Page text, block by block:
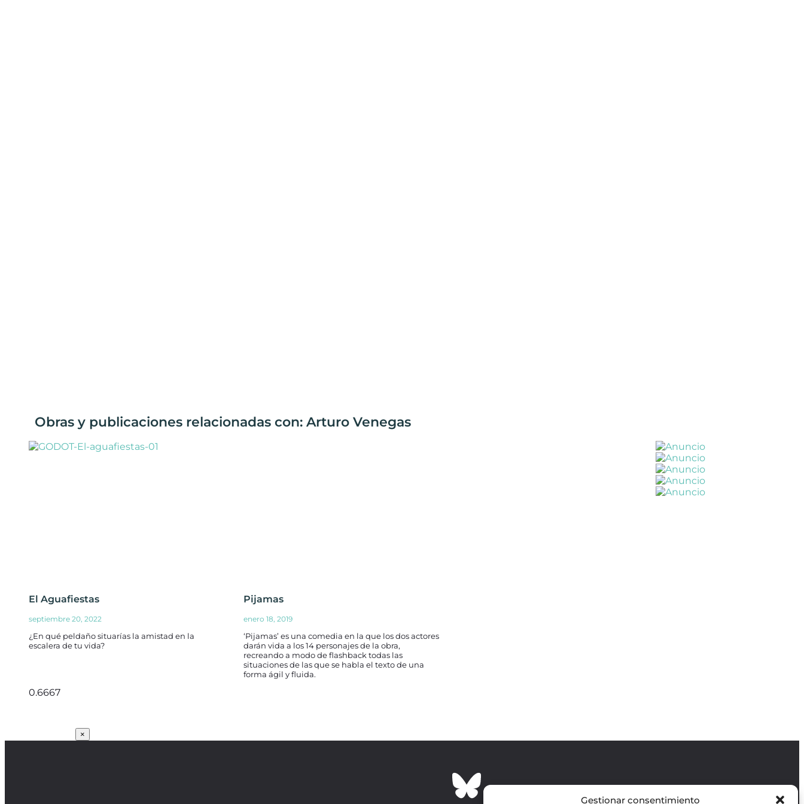
Gestionar consentimiento
Obras y publicaciones relacionadas con: Arturo Venegas
El Aguafiestas
septiembre 20, 2022
¿En qué peldaño situarías la amistad en la
escalera de tu vida?
Pijamas
enero 18, 2019
‘Pijamas’ es una comedia en la que los dos actores
darán vida a los 14 personajes de la obra,
recreando a modo de flashback todas las
situaciones de las que se habla el texto de una
forma ágil y fluida.
×